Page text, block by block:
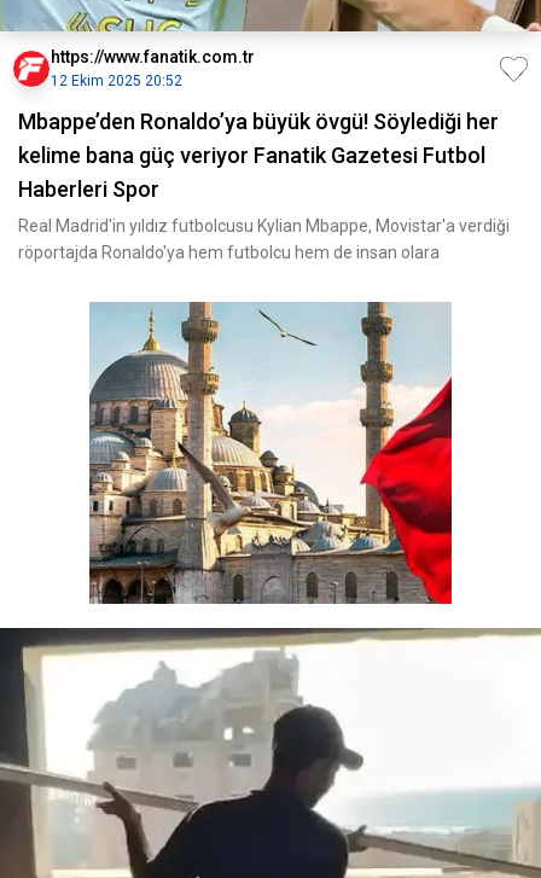
https://www.fanatik.com.tr
12 Ekim 2025 20:52
Mbappe’den Ronaldo’ya büyük övgü! Söylediği her
kelime bana güç veriyor Fanatik Gazetesi Futbol
Haberleri Spor
Real Madrid'in yıldız futbolcusu Kylian Mbappe, Movistar'a verdiği
röportajda Ronaldo'ya hem futbolcu hem de insan olara